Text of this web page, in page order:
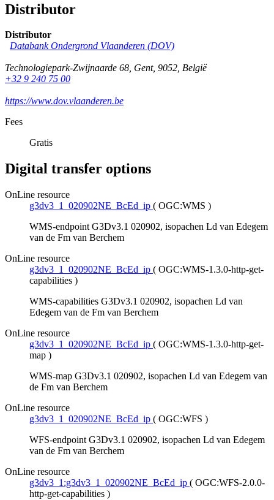
Distributor
Distributor
Databank Ondergrond Vlaanderen (DOV)
Technologiepark-Zwijnaarde 68, Gent, 9052, België
+32 9 240 75 00
https://www.dov.vlaanderen.be
Fees
Gratis
Digital transfer options
OnLine resource
g3dv3_1_020902NE_BcEd_ip ( OGC:WMS )
WMS-endpoint G3Dv3.1 020902, isopachen Ld van Edegem
van de Fm van Berchem
OnLine resource
g3dv3_1_020902NE_BcEd_ip ( OGC:WMS-1.3.0-http-get-
capabilities )
WMS-capabilities G3Dv3.1 020902, isopachen Ld van
Edegem van de Fm van Berchem
OnLine resource
g3dv3_1_020902NE_BcEd_ip ( OGC:WMS-1.3.0-http-get-
map )
WMS-map G3Dv3.1 020902, isopachen Ld van Edegem van
de Fm van Berchem
OnLine resource
g3dv3_1_020902NE_BcEd_ip ( OGC:WFS )
WFS-endpoint G3Dv3.1 020902, isopachen Ld van Edegem
van de Fm van Berchem
OnLine resource
g3dv3_1:g3dv3_1_020902NE_BcEd_ip ( OGC:WFS-2.0.0-
http-get-capabilities )